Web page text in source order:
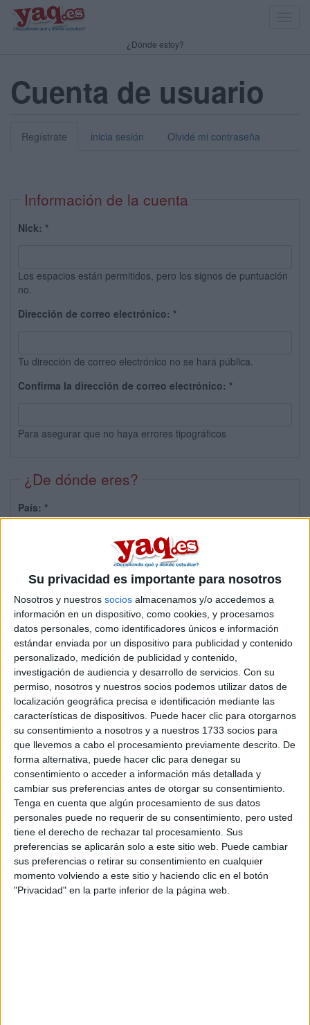
Su privacidad es importante para nosotros
Nosotros y nuestros socios almacenamos y/o accedemos a
información en un dispositivo, como cookies, y procesamos
datos personales, como identificadores únicos e información
estándar enviada por un dispositivo para publicidad y contenido
personalizado, medición de publicidad y contenido,
investigación de audiencia y desarrollo de servicios. Con su
permiso, nosotros y nuestros socios podemos utilizar datos de
localización geográfica precisa e identificación mediante las
características de dispositivos. Puede hacer clic para otorgarnos
su consentimiento a nosotros y a nuestros 1733 socios para
que llevemos a cabo el procesamiento previamente descrito. De
forma alternativa, puede hacer clic para denegar su
consentimiento o acceder a información más detallada y
cambiar sus preferencias antes de otorgar su consentimiento.
Tenga en cuenta que algún procesamiento de sus datos
personales puede no requerir de su consentimiento, pero usted
tiene el derecho de rechazar tal procesamiento. Sus
preferencias se aplicarán solo a este sitio web. Puede cambiar
sus preferencias o retirar su consentimiento en cualquier
momento volviendo a este sitio y haciendo clic en el botón
"Privacidad" en la parte inferior de la página web.
¿Dónde estoy?
Cuenta de usuario
Regístrate inicia sesión Olvidé mi contraseña
Información de la cuenta
Nick: *
Los espacios están permitidos, pero los signos de puntuación
no.
Dirección de correo electrónico: *
Tu dirección de correo electrónico no se hará pública.
Confirma la dirección de correo electrónico: *
Para asegurar que no haya errores tipográficos
¿De dónde eres?
País: *
Sobre ti
Soy:*
Chico
Chica
¿En qué año terminas (o terminaste) bachillerato o FP?
Soy estudiante de:*
Términos y Condiciones de Uso
Aceptolos Términos y Condicionesde uso*